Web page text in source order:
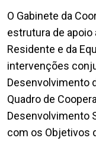
O Gabinete da
estrutura de apoio
Residente e da
intervenções
Desenvolvimento
Quadro de
Desenvolvimento
com os Objetivos